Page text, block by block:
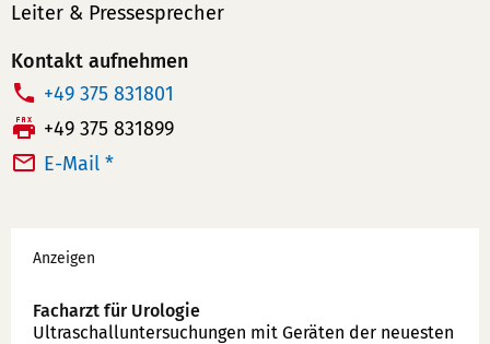
Leiter & Pressesprecher
Kontakt aufnehmen
T
e
l
n
u
+49 375 831801
F
a
+49 375 831899
E-Mail *
Werbung
Anzeigen
Facharzt für Urologie
Ultraschallunter­suchungen mit Geräten der neuesten